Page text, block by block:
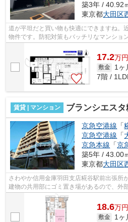
築3年 / 40.92
東京都大田区
道が平坦だと買い物も快適にできますね。
物件です。防犯対策もバッチリなマンショ
ることには心を癒す効果があり、視力低...
17.2万円
敷金 1ヶ
7階 /
賃貸 | マンション ブランシエスタ
京急空港線 「
京急空港線 「
京急本線 「京
築5年 / 43.00
東京都大田区
さわやか信用金庫羽田支店糀谷駅前出張所
建物の共用部にゴミ置き場があるので、外
ラブル回避につながります。物件の周辺...
18.6万円
敷金 1ヶ